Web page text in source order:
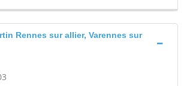
Rennes sur allier, Varennes sur